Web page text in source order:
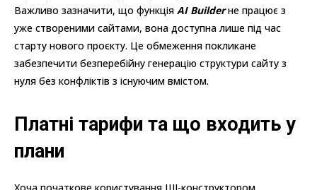
Важливо зазначити, що функція AI Builderне працює з
уже створеними сайтами, вона доступна лише під час
старту нового проєкту. Це обмеження покликане
забезпечити безперебійну генерацію структури сайту з
нуля без конфліктів з існуючим вмістом.
Платні тарифи та що входить у
плани